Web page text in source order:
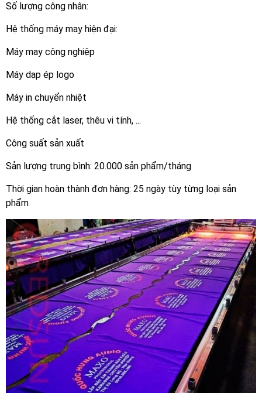
Số lượng công nhân:
Hệ thống máy may hiện đại:
Máy may công nghiệp
Máy dạp ép logo
Máy in chuyển nhiệt
Hệ thống cắt laser, thêu vi tính, ...
Công suất sản xuất
Sản lượng trung bình: 20.000 sản phẩm/tháng
Thời gian hoàn thành đơn hàng: 25 ngày tùy từng loại sản
phẩm